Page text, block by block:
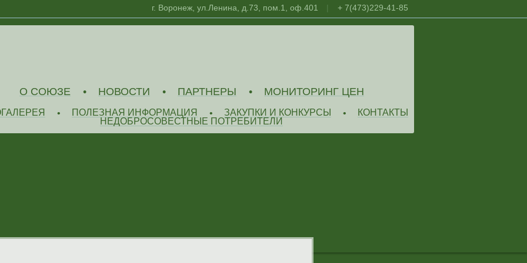
г. Воронеж, ул.Ленина, д.73, пом.1, оф.401 | + 7(473)229-41-85
О СОЮЗЕ • НОВОСТИ • ПАРТНЕРЫ • МОНИТОРИНГ ЦЕН
• ПОЛЕЗНАЯ ИНФОРМАЦИЯ • ЗАКУПКИ И КОНКУРСЫ •
КОНТАКТЫ
НЕДОБРОСОВЕСТНЫЕ ПОТРЕБИТЕЛИ